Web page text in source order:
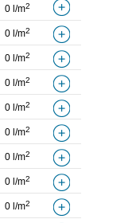
0 l/m2
0 l/m2
0 l/m2
0 l/m2
0 l/m2
0 l/m2
0 l/m2
0 l/m2
0 l/m2